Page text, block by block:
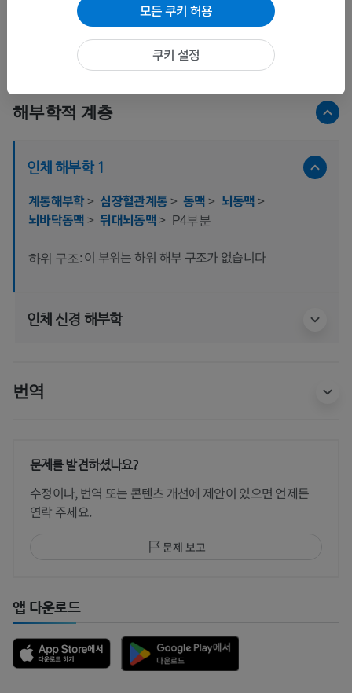
해부학적 계층
인체 해부학 1
계통해부학> 심장혈관계통> 동맥> 뇌동맥>
뇌바닥동맥> 뒤대뇌동맥> P4부분
하위 구조: 이 부위는 하위 해부 구조가 없습니다
인체 신경 해부학
번역
문제를 발견하셨나요?
수정이나, 번역 또는 콘텐츠 개선에 제안이 있으면 언제든
연락 주세요.
문제 보고
앱 다운로드
모든 쿠키 허용
쿠키 설정